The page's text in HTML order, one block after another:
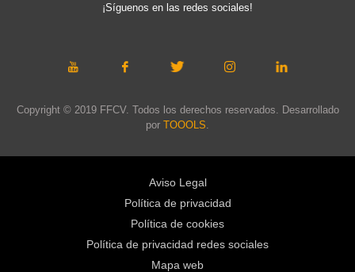
¡Síguenos en las redes sociales!
Copyright © 2019 FFCV. Todos los derechos reservados. Desarrollado
por TOOOLS.
Aviso Legal
Política de privacidad
Política de cookies
Política de privacidad redes sociales
Mapa web